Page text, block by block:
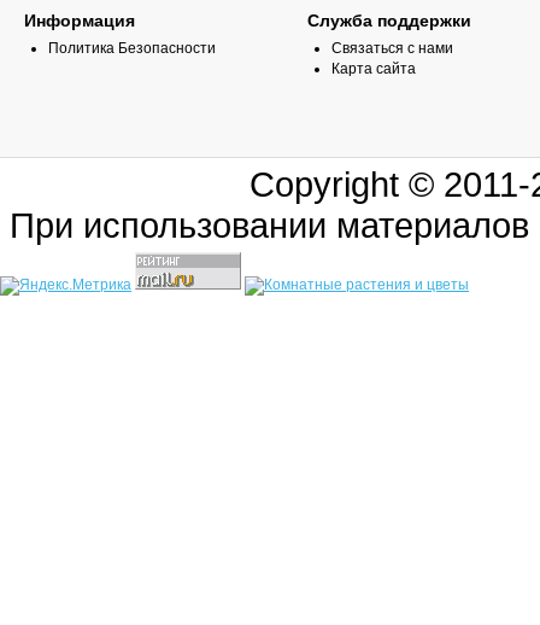
Информация
Политика Безопасности
Служба поддержки
Связаться с нами
Карта сайта
Copyright ©
При использовании